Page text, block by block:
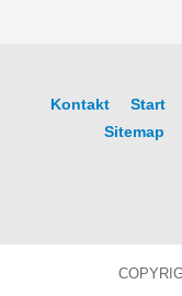
Kontakt Start
Sitemap